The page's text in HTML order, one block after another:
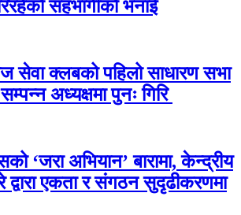
सहभागीको भनाई
सेवा क्लबको पहिलो साधारण सभा
अध्यक्षमा पुनः गिरि
‘जरा अभियान’ बारामा, केन्द्रीय
द्वारा एकता र संगठन सुदृढीकरणमा